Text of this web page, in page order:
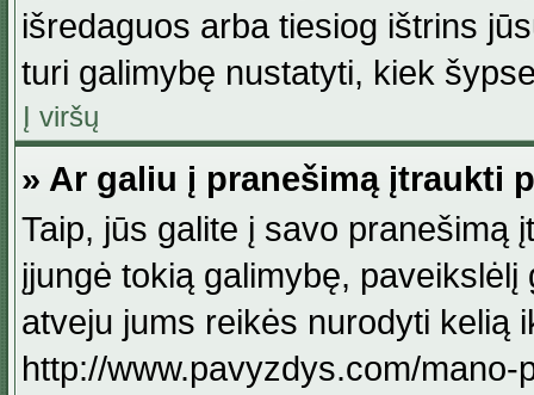
išredaguos arba tiesiog ištrins
turi galimybę nustatyti, kiek
Į viršų
» Ar galiu į pranešimą įtraukti
Taip, jūs galite į savo pranešimą
įjungė tokią galimybę,
atveju jums reikės nurodyti kelią
http://www.pavyzdys.com/